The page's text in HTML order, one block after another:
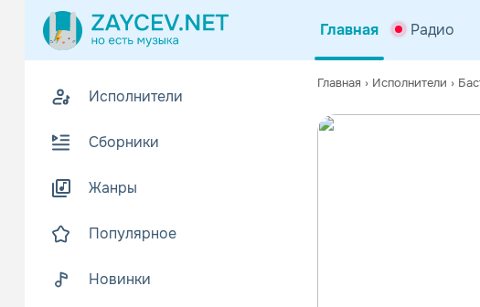
Главная Радио
Исполнители
Сборники
Жанры
Популярное
Новинки
Главная › Исполнители ›